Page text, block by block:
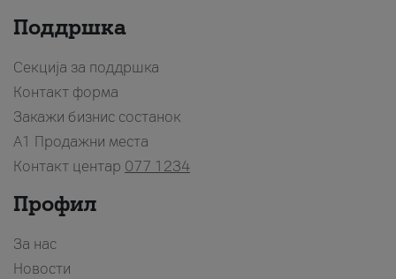
Поддршка
Секција за поддршка
Контакт форма
Закажи бизнис состанок
A1 Продажни места
Контакт центар 077 1234
Профил
За нас
Новости